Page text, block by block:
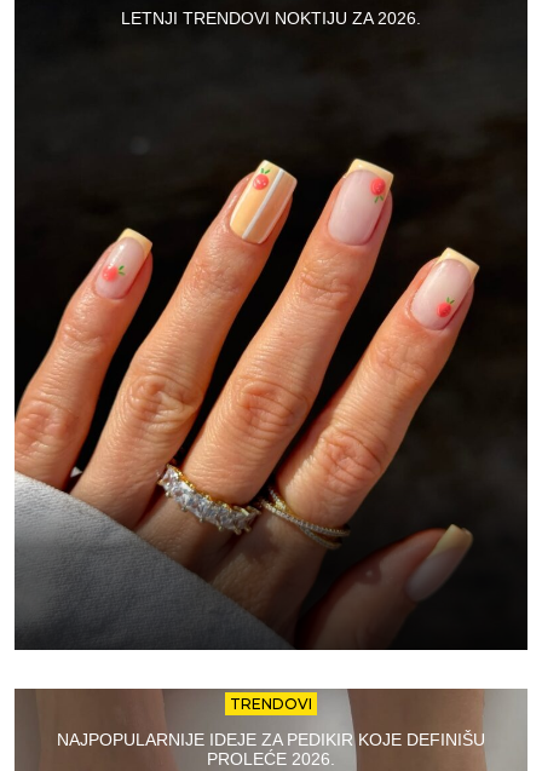
LETNJI TRENDOVI NOKTIJU ZA 2026.
TRENDOVI
NAJPOPULARNIJE IDEJE ZA PEDIKIR KOJE DEFINIŠU
PROLEĆE 2026.